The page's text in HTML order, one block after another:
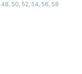
48, 50, 52, 54, 56, 58